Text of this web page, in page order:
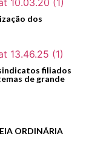
dos
filiados
de grande
ORDINÁRIA